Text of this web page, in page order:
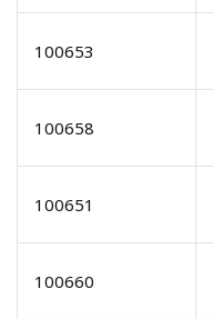
100653
100658
100651
100660